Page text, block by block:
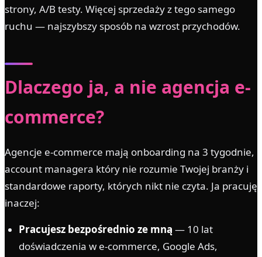
strony, A/B testy. Więcej sprzedaży z tego samego
ruchu — najszybszy sposób na wzrost przychodów.
Dlaczego ja, a nie agencja e-
commerce?
Agencje e-commerce mają onboarding na 3 tygodnie,
account managera który nie rozumie Twojej branży i
standardowe raporty, których nikt nie czyta. Ja pracuję
inaczej:
Pracujesz bezpośrednio ze mną — 10 lat
doświadczenia w e-commerce, Google Ads,